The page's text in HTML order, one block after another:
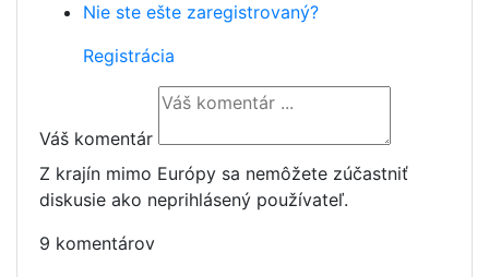
Nie ste ešte zaregistrovaný?
Registrácia
Váš komentár
Z krajín mimo Európy sa nemôžete zúčastniť
diskusie ako neprihlásený používateľ.
9 komentárov